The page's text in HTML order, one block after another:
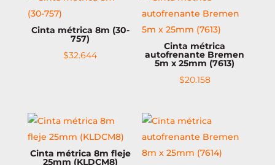
Cinta métrica 8m (30-
757)
$32.644
Cinta métrica
autofrenante Bremen
5m x 25mm (7613)
$20.158
Cinta métrica 8m fleje
25mm (KLDCM8)